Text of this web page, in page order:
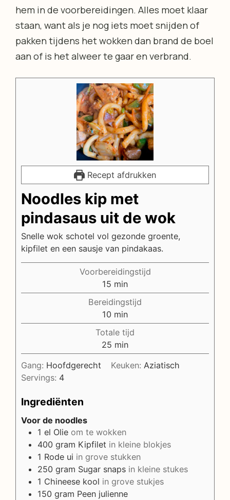
hem in de voorbereidingen. Alles moet klaar
staan, want als je nog iets moet snijden of
pakken tijdens het wokken dan brand de boel
aan of is het alweer te gaar en verbrand.
Recept afdrukken
Noodles kip met
pindasaus uit de wok
Snelle wok schotel vol gezonde groente,
kipfilet en een sausje van pindakaas.
Voorbereidingstijd
15 minuten
min
Bereidingstijd
10 minuten
min
Totale tijd
25 minuten
min
Gang: Hoofdgerecht Keuken:Aziatisch
Servings: 4
Ingrediënten
Voor de noodles
1 el Olie om te wokken
400 gram Kipfilet in kleine blokjes
1 Rode ui in grove stukken
250 gram Sugar snaps in kleine stukes
1 Chineese kool in grove stukjes
150 gram Peen julienne